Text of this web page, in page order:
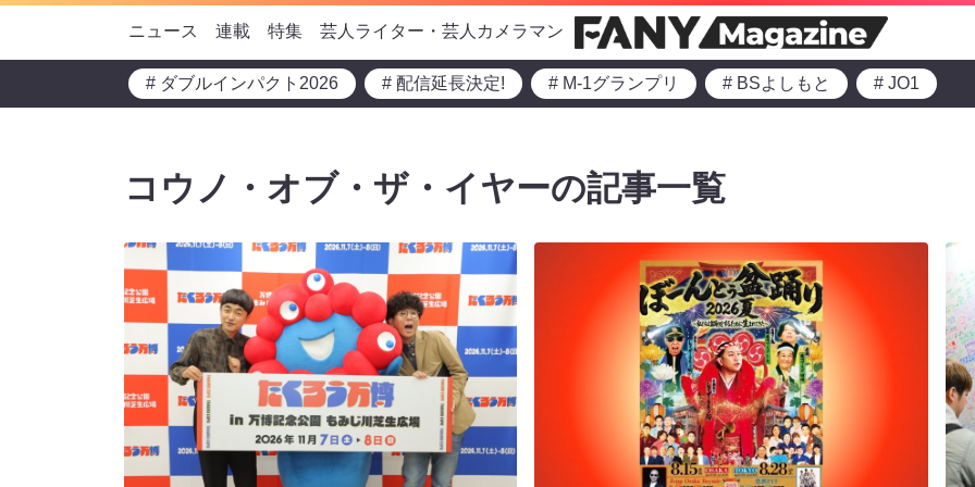
ニュース 連載 特集 芸人ライター・芸人カメラマン
# ダブルインパクト2026 # 配信延長決定! # M-1グランプリ # BSよしもと # JO1
コウノ・オブ・ザ・イヤーの記事一覧